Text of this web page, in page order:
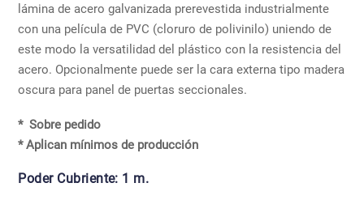
lámina de acero galvanizada prerevestida industrialmente
con una película de PVC (cloruro de polivinilo) uniendo de
este modo la versatilidad del plástico con la resistencia del
acero. Opcionalmente puede ser la cara externa tipo madera
oscura para panel de puertas seccionales.
* Sobre pedido
* Aplican mínimos de producción
Poder Cubriente: 1 m.